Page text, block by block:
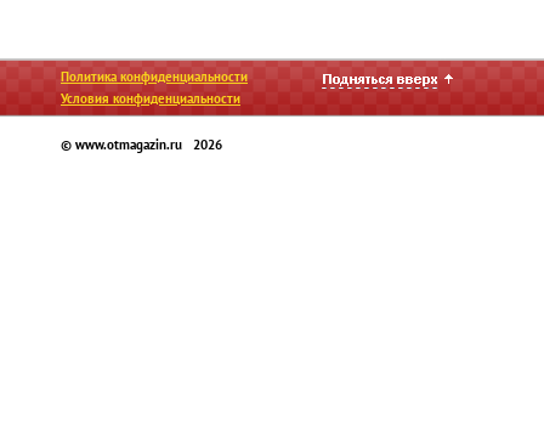
Политика конфиденциальности
Условия конфиденциальности
© www.otmagazin.ru 2026